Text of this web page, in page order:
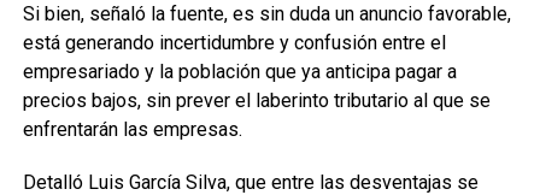
Si bien, señaló la fuente, es sin duda un anuncio favorable,
está generando incertidumbre y confusión entre el
empresariado y la población que ya anticipa pagar a
precios bajos, sin prever el laberinto tributario al que se
enfrentarán las empresas.
Detalló Luis García Silva, que entre las desventajas se